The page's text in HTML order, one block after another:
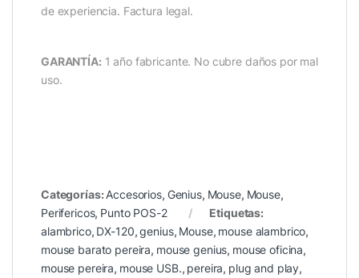
de experiencia. Factura legal.
GARANTÍA: 1 año fabricante. No cubre daños por mal
uso.
Categorías: Accesorios, Genius, Mouse, Mouse,
Perifericos, Punto POS-2
Etiquetas:
alambrico, DX-120,genius, Mouse, mouse alambrico,
mouse barato pereira, mouse genius, mouse oficina,
mouse pereira, mouse USB., pereira, plug and play,